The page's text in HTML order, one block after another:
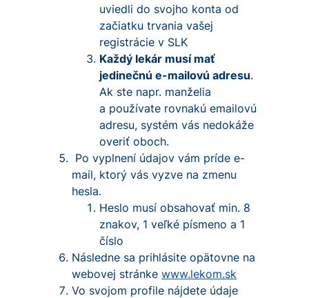
uviedli do svojho konta od
začiatku trvania vašej
registrácie v SLK
Každý lekár musí mať
jedinečnú e-mailovú adresu.
Ak ste napr. manželia
a používate rovnakú emailovú
adresu, systém vás nedokáže
overiť oboch.
Po vyplnení údajov vám príde e-
mail, ktorý vás vyzve na zmenu
hesla.
Heslo musí obsahovať min. 8
znakov, 1 veľké písmeno a 1
číslo
Následne sa prihlásite opätovne na
webovej stránke www.lekom.sk
Vo svojom profile nájdete údaje